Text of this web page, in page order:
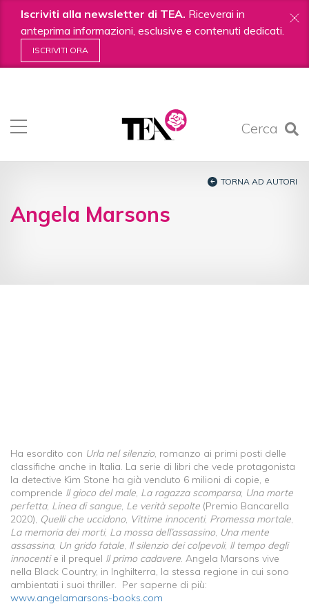
Iscriviti alla newsletter di TEA. Riceverai in
anteprima informazioni, esclusive e contenuti dedicati.
ISCRIVITI ORA
Cerca
contenuti.
|
Angela Marsons
TORNA AD AUTORI
Ha esordito con Urla nel silenzio, romanzo ai primi posti delle
classifiche anche in Italia. La serie di libri che vede protagonista
la detective Kim Stone ha già venduto 6 milioni di copie, e
comprende Il gioco del male, La ragazza scomparsa, Una morte
perfetta, Linea di sangue, Le verità sepolte (Premio Bancarella
2020), Quelli che uccidono, Vittime innocenti, Promessa mortale,
La memoria dei morti, La mossa dell’assassino, Una mente
assassina, Un grido fatale, Il silenzio dei colpevoli, Il tempo degli
innocentie il prequel Il primo cadavere. Angela Marsons vive
nella Black Country, in Inghilterra, la stessa regione in cui sono
ambientati i suoi thriller. Per saperne di più:
www.angelamarsons-books.com